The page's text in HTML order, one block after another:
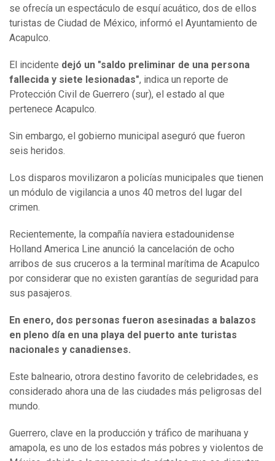
se ofrecía un espectáculo de esquí acuático, dos de ellos
turistas de Ciudad de México, informó el Ayuntamiento de
Acapulco.
El incidente dejó un "saldo preliminar de una persona
fallecida y siete lesionadas", indica un reporte de
Protección Civil de Guerrero (sur), el estado al que
pertenece Acapulco.
Sin embargo, el gobierno municipal aseguró que fueron
seis heridos.
Los disparos movilizaron a policías municipales que tienen
un módulo de vigilancia a unos 40 metros del lugar del
crimen.
Recientemente, la compañía naviera estadounidense
Holland America Line anunció la cancelación de ocho
arribos de sus cruceros a la terminal marítima de Acapulco
por considerar que no existen garantías de seguridad para
sus pasajeros.
En enero, dos personas fueron asesinadas a balazos
en pleno día en una playa del puerto ante turistas
nacionales y canadienses.
Este balneario, otrora destino favorito de celebridades, es
considerado ahora una de las ciudades más peligrosas del
mundo.
Guerrero, clave en la producción y tráfico de marihuana y
amapola, es uno de los estados más pobres y violentos de